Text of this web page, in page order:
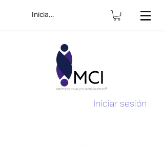
Iniciar sesión
Iniciar sesión